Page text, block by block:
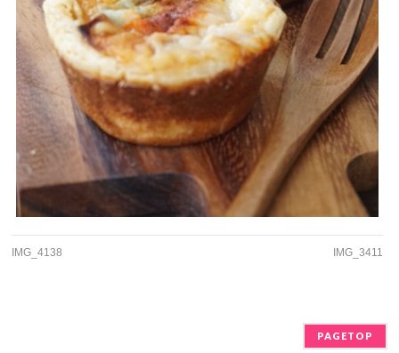
IMG_4138 IMG_3411
PAGETOP